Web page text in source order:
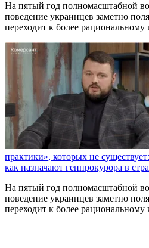
На пятый год полномасштабной
поведение украинцев заметно
переходит к более
практики», которых не
как назначают генпрокурора в
На пятый год полномасштабной
поведение украинцев заметно
переходит к более